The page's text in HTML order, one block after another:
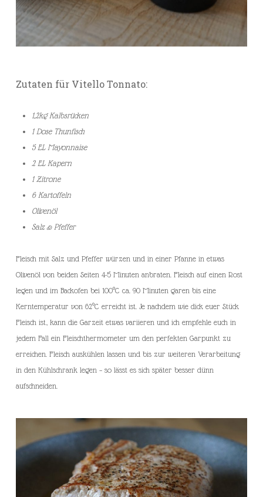
Zutaten für Vitello Tonnato:
1,2kg Kalbsrücken
1 Dose Thunfisch
5 EL Mayonnaise
2 EL Kapern
1 Zitrone
6 Kartoffeln
Olivenöl
Salz & Pfeffer
Fleisch mit Salz und Pfeffer würzen und in einer Pfanne in etwas
Olivenöl von beiden Seiten 4-5 Minuten anbraten. Fleisch auf einen Rost
legen und im Backofen bei 100°C ca. 90 Minuten garen bis eine
Kerntemperatur von 62°C erreicht ist. Je nachdem wie dick euer Stück
Fleisch ist, kann die Garzeit etwas variieren und ich empfehle euch in
jedem Fall ein Fleischthermometer um den perfekten Garpunkt zu
erreichen. Fleisch auskühlen lassen und bis zur weiteren Verarbeitung
in den Kühlschrank legen – so lässt es sich später besser dünn
aufschneiden.